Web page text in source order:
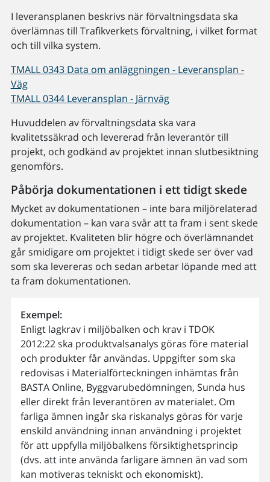
I leveransplanen beskrivs när förvaltningsdata ska
överlämnas till Trafikverkets förvaltning, i vilket format
och till vilka system.
TMALL 0343 Data om anläggningen - Leveransplan -
Väg
TMALL 0344 Leveransplan - Järnväg
Huvuddelen av förvaltningsdata ska vara
kvalitetssäkrad och levererad från leverantör till
projekt, och godkänd av projektet innan slutbesiktning
genomförs.
Påbörja dokumentationen i ett tidigt skede
Mycket av dokumentationen – inte bara miljörelaterad
dokumentation – kan vara svår att ta fram i sent skede
av projektet. Kvaliteten blir högre och överlämnandet
går smidigare om projektet i tidigt skede ser över vad
som ska levereras och sedan arbetar löpande med att
ta fram dokumentationen.
Exempel:
Enligt lagkrav i miljöbalken och krav i TDOK
2012:22 ska produktvalsanalys göras före material
och produkter får användas. Uppgifter som ska
redovisas i Materialförteckningen inhämtas från
BASTA Online, Byggvarubedömningen, Sunda hus
eller direkt från leverantören av materialet. Om
farliga ämnen ingår ska riskanalys göras för varje
enskild användning innan användning i projektet
för att uppfylla miljöbalkens försiktighetsprincip
(dvs. att inte använda farligare ämnen än vad som
kan motiveras tekniskt och ekonomiskt).